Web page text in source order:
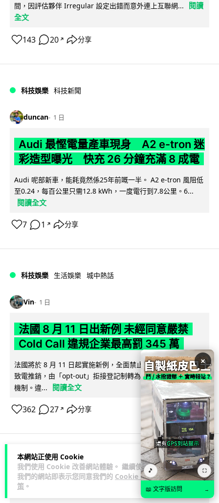
本網站正使用 Cookie
我們使用 Cookie 改善網站體驗。 繼續使用
我們的網站即表示您同意我們的 Cookie 政
策 。
間，因評估夥伴 Irregular 設定出錯而意外連上互聯網...
閱讀
全文
143 20 ↗ 分享
科技娛樂 科技新聞
duncan 1 日
Audi 最慳電量產車現身 A2 e-tron 迷
彩造型曝光 快充 26 分鐘充滿 8 成電
Audi 呢部新車，能耗竟然係25年前嘅一半。 A2 e-tron 風阻低
至0.24，每百公里只需12.8 kWh，一度電行到7.8公里。6...
閱讀全文
7 1 ↗ 分享
科技娛樂 生活娛樂 城中熱話
Vin 1 日
法國 8 月 11 日出新例 未經同意嚴禁
Cold Call 違規企業最高罰 345 萬
法國將於 8 月 11 日起實施新例，全面禁止企業未經消費者同意
致電推銷，由「opt-out」拒接登記制轉為「opt-in」先徵同意
機制。違...
閱讀全文
362 27 ↗ 分享
人工智能
Lawton
×
🎵 ⛶
📖 文字版訪問 →